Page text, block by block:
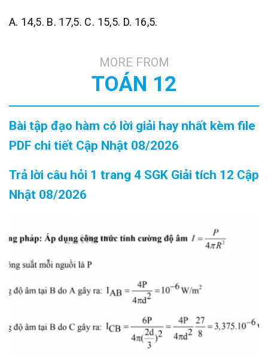
A. 14,5. B. 17,5. C. 15,5. D. 16,5.
MORE FROM
TOÁN 12
Bài tập đạo hàm có lời giải hay nhất kèm file
PDF chi tiết Cập Nhật 08/2026
Trả lời câu hỏi 1 trang 4 SGK Giải tích 12 Cập
Nhật 08/2026